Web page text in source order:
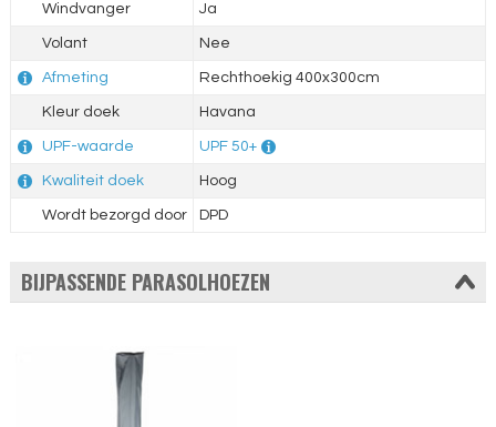
Windvanger Ja
Volant Nee
Afmeting Rechthoekig 400x300cm
Kleur doek Havana
UPF-waarde UPF 50+
Kwaliteit doek Hoog
Wordt bezorgd door DPD
BIJPASSENDE PARASOLHOEZEN